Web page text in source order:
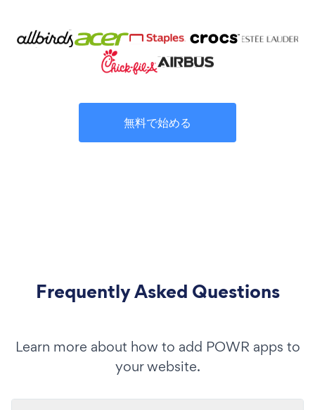
無料で始める
Frequently Asked Questions
Learn more about how to add POWR apps to
your website.